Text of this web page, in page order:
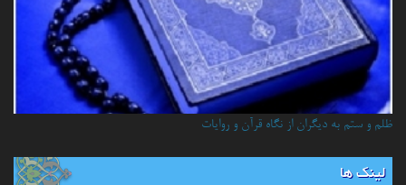
ظلم و ستم به دیگران از نگاه قرآن و روایات
لینک ها